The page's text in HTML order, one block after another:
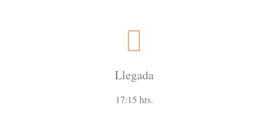
Llegada
17:15 hrs.